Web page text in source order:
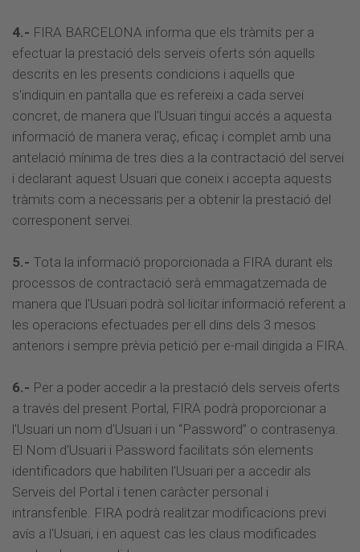
4.- FIRA BARCELONA informa que els tràmits per a
efectuar la prestació dels serveis oferts són aquells
descrits en les presents condicions i aquells que
s'indiquin en pantalla que es refereixi a cada servei
concret, de manera que l'Usuari tingui accés a aquesta
informació de manera veraç, eficaç i complet amb una
antelació mínima de tres dies a la contractació del servei
i declarant aquest Usuari que coneix i accepta aquests
tràmits com a necessaris per a obtenir la prestació del
corresponent servei.
5.- Tota la informació proporcionada a FIRA durant els
processos de contractació serà emmagatzemada de
manera que l'Usuari podrà sol·licitar informació referent a
les operacions efectuades per ell dins dels 3 mesos
anteriors i sempre prèvia petició per e-mail dirigida a FIRA.
6.- Per a poder accedir a la prestació dels serveis oferts
a través del present Portal, FIRA podrà proporcionar a
l'Usuari un nom d'Usuari i un “Password” o contrasenya.
El Nom d'Usuari i Password facilitats són elements
identificadors que habiliten l'Usuari per a accedir als
Serveis del Portal i tenen caràcter personal i
intransferible. FIRA podrà realitzar modificacions previ
avís a l'Usuari, i en aquest cas les claus modificades